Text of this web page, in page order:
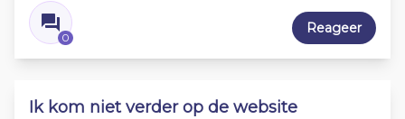
0
Reageer
Ik kom niet verder op de website